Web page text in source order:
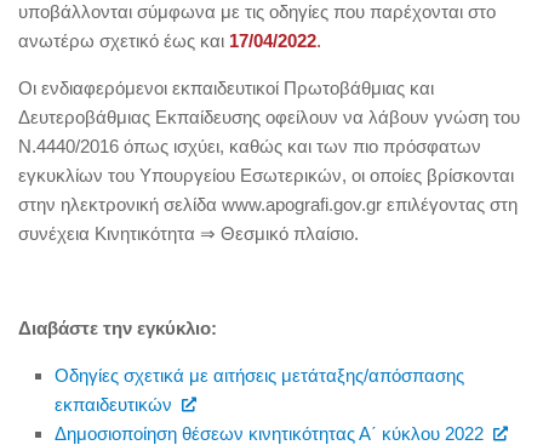
υποβάλλονται σύμφωνα με τις οδηγίες που παρέχονται στο
ανωτέρω σχετικό έως και 17/04/2022.
Οι ενδιαφερόμενοι εκπαιδευτικοί Πρωτοβάθμιας και
Δευτεροβάθμιας Εκπαίδευσης οφείλουν να λάβουν γνώση του
Ν.4440/2016 όπως ισχύει, καθώς και των πιο πρόσφατων
εγκυκλίων του Υπουργείου Εσωτερικών, οι οποίες βρίσκονται
στην ηλεκτρονική σελίδα www.apografi.gov.gr επιλέγοντας στη
συνέχεια Κινητικότητα ⇒ Θεσμικό πλαίσιο.
Διαβάστε την εγκύκλιο:
Οδηγίες σχετικά με αιτήσεις μετάταξης/απόσπασης
εκπαιδευτικών
Δημοσιοποίηση θέσεων κινητικότητας Α΄ κύκλου 2022